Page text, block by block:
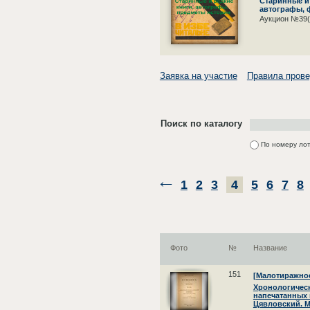
автографы,
Аукцион
Заявка на участие Правила
Поиск по каталогу
По номеру
1 2 3 4 5 6 7 8
Фото № Название
151
напечатанных
Цявловский.